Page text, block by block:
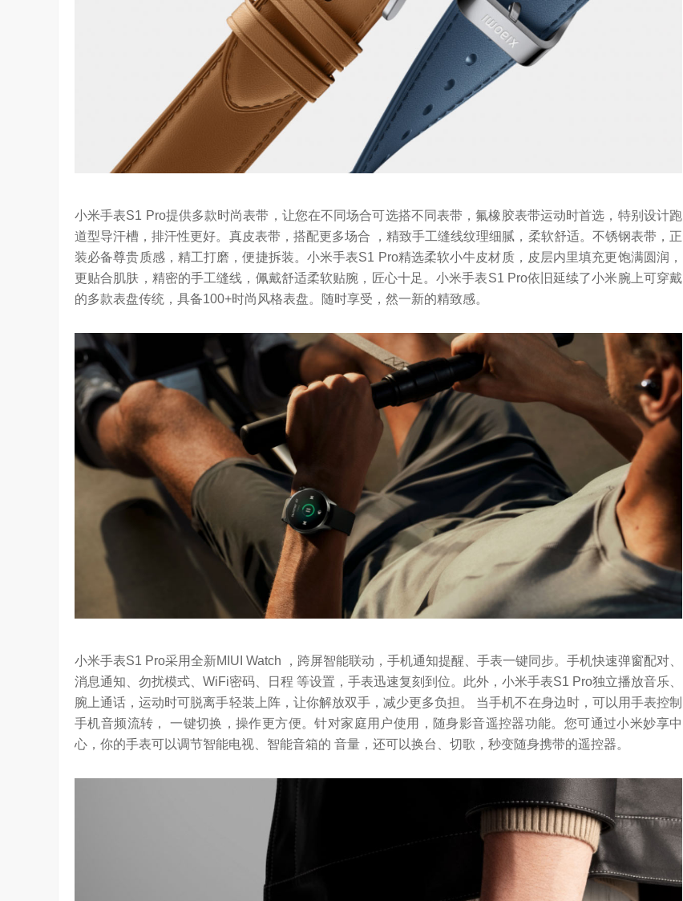
小米手表S1 Pro提供多款时尚表带，让您在不同场合可选搭不同表带，氟橡胶表带运动时首选，特别设计跑
道型导汗槽，排汗性更好。真皮表带，搭配更多场合 ，精致手工缝线纹理细腻，柔软舒适。不锈钢表带，正
装必备尊贵质感，精工打磨，便捷拆装。小米手表S1 Pro精选柔软小牛皮材质，皮层内里填充更饱满圆润，
更贴合肌肤，精密的手工缝线，佩戴舒适柔软贴腕，匠心十足。小米手表S1 Pro依旧延续了小米腕上可穿戴
的多款表盘传统，具备100+时尚风格表盘。随时享受，然一新的精致感。
小米手表S1 Pro采用全新MIUI Watch ，跨屏智能联动，手机通知提醒、手表一键同步。手机快速弹窗配对、
消息通知、勿扰模式、WiFi密码、日程 等设置，手表迅速复刻到位。此外，小米手表S1 Pro独立播放音乐、
腕上通话，运动时可脱离手轻装上阵，让你解放双手，减少更多负担。 当手机不在身边时，可以用手表控制
手机音频流转， 一键切换，操作更方便。针对家庭用户使用，随身影音遥控器功能。您可通过小米妙享中
心，你的手表可以调节智能电视、智能音箱的 音量，还可以换台、切歌，秒变随身携带的遥控器。